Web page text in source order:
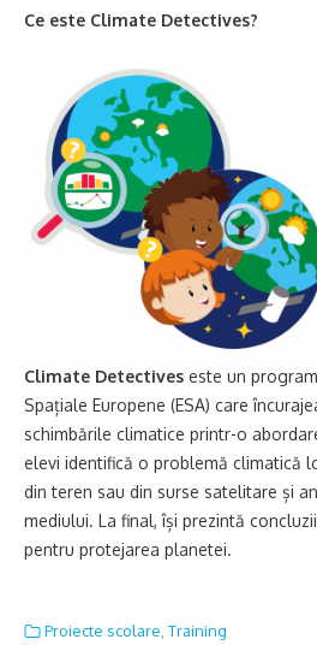
Ce este Climate Detectives?
Climate Detectives este un
Spațiale Europene (ESA) care
schimbările climatice printr-o
elevi identifică o problemă climatică
din teren sau din surse satelitare și
mediului. La final, își prezintă
pentru protejarea planetei.
Proiecte scolare Training